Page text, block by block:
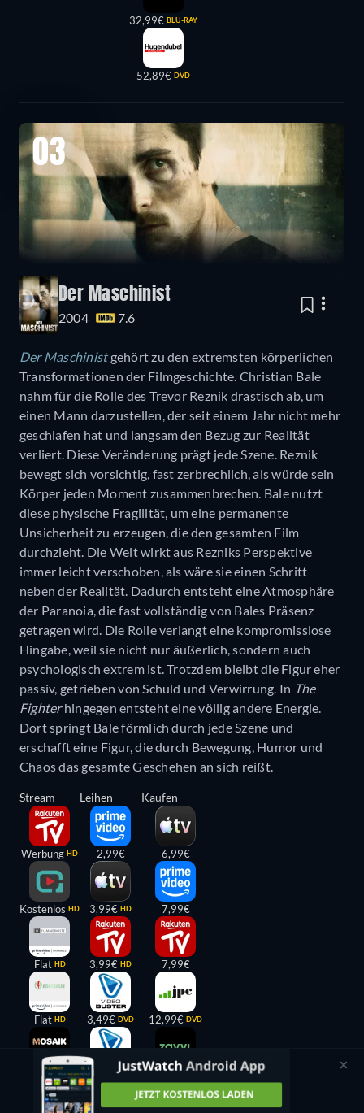
32,99€ BLU-RAY
52,89€ DVD
03
Der Maschinist
2004 7.6
Der Maschinistgehört zu den extremsten körperlichen
Transformationen der Filmgeschichte. Christian Bale
nahm für die Rolle des Trevor Reznik drastisch ab, um
einen Mann darzustellen, der seit einem Jahr nicht mehr
geschlafen hat und langsam den Bezug zur Realität
verliert. Diese Veränderung prägt jede Szene. Reznik
bewegt sich vorsichtig, fast zerbrechlich, als würde sein
Körper jeden Moment zusammenbrechen. Bale nutzt
diese physische Fragilität, um eine permanente
Unsicherheit zu erzeugen, die den gesamten Film
durchzieht. Die Welt wirkt aus Rezniks Perspektive
immer leicht verschoben, als wäre sie einen Schritt
neben der Realität. Dadurch entsteht eine Atmosphäre
der Paranoia, die fast vollständig von Bales Präsenz
getragen wird. Die Rolle verlangt eine kompromisslose
Hingabe, weil sie nicht nur äußerlich, sondern auch
psychologisch extrem ist. Trotzdem bleibt die Figur eher
passiv, getrieben von Schuld und Verwirrung. In The
Fighterhingegen entsteht eine völlig andere Energie.
Dort springt Bale förmlich durch jede Szene und
erschafft eine Figur, die durch Bewegung, Humor und
Chaos das gesamte Geschehen an sich reißt.
Stream
Werbung HD
Kostenlos HD
Flat HD
Flat HD
Flat HD
Leihen
2,99€
3,99€ HD
3,99€ HD
3,49€ DVD
3,49€ BLU-RAY
Kaufen
6,99€
7,99€
7,99€
12,99€ DVD
29,99€